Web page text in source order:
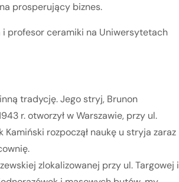
prosperujący biznes.
profesor ceramiki na Uniwersytetach
tradycję. Jego stryj, Brunon
r. otworzył w Warszawie, przy ul.
rozpoczął naukę u stryja zaraz
zlokalizowanej przy ul. Targowej i